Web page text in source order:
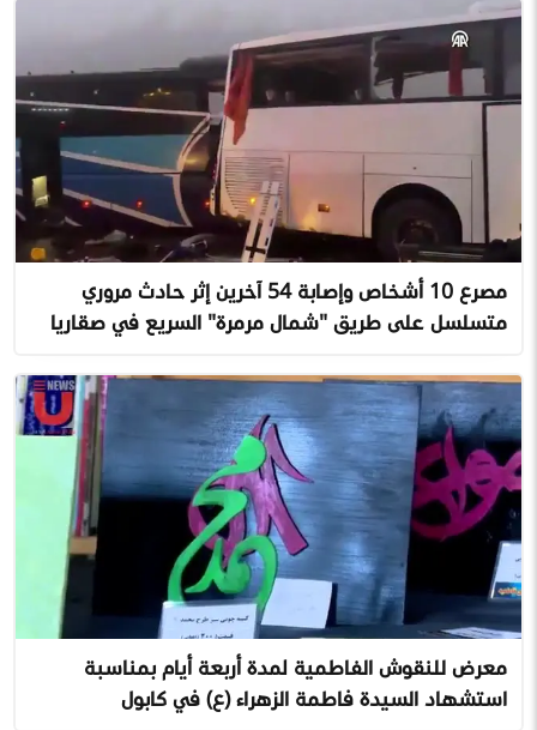
مصرع 10 أشخاص وإصابة 54 آخرين إثر حادث مروري
متسلسل على طريق "شمال مرمرة" السريع في صقاريا
معرض للنقوش الفاطمية لمدة أربعة أيام بمناسبة
استشهاد السيدة فاطمة الزهراء (ع) في كابول